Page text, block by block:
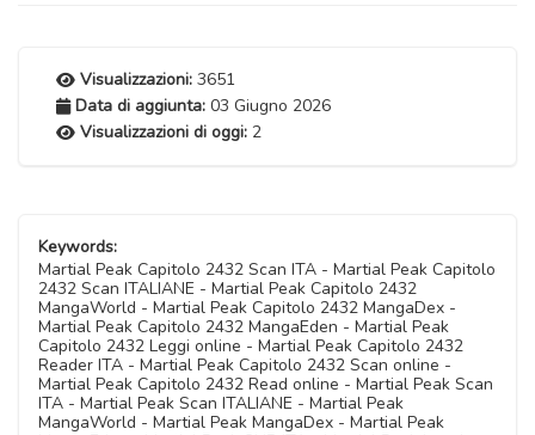
Visualizzazioni: 3651
Data di aggiunta: 03 Giugno 2026
Visualizzazioni di oggi: 2
Keywords:
Martial Peak Capitolo 2432 Scan ITA - Martial Peak Capitolo
2432 Scan ITALIANE - Martial Peak Capitolo 2432
MangaWorld - Martial Peak Capitolo 2432 MangaDex -
Martial Peak Capitolo 2432 MangaEden - Martial Peak
Capitolo 2432 Leggi online - Martial Peak Capitolo 2432
Reader ITA - Martial Peak Capitolo 2432 Scan online -
Martial Peak Capitolo 2432 Read online - Martial Peak Scan
ITA - Martial Peak Scan ITALIANE - Martial Peak
MangaWorld - Martial Peak MangaDex - Martial Peak